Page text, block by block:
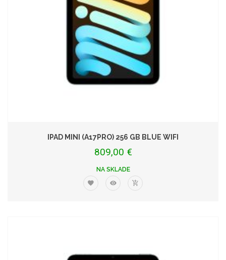
IPAD MINI (A17PRO) 256 GB BLUE WIFI
809,00 €
NA SKLADE